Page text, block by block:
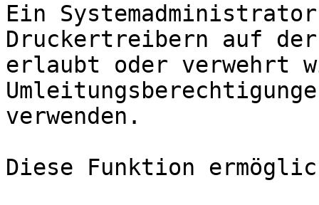
Ein
Druckertreibern auf
erlaubt oder verwehrt
verwenden.
Diese Funktion